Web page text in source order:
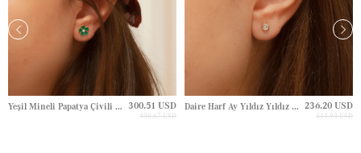
Yeşil Mineli Papatya Çivili Altın Küpe 300.51 USD
400.67 USD
Daire Harf Ay Yıldız Yıldız Çivili Altın Küpe 236.20 USD
314.93 USD